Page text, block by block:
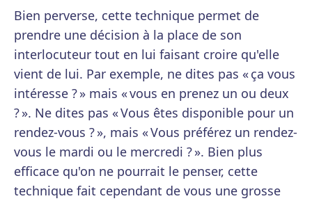
Bien perverse, cette technique permet de
prendre une décision à la place de son
interlocuteur tout en lui faisant croire qu'elle
vient de lui. Par exemple, ne dites pas « ça vous
intéresse ? » mais « vous en prenez un ou deux
? ». Ne dites pas « Vous êtes disponible pour un
rendez-vous ? », mais « Vous préférez un rendez-
vous le mardi ou le mercredi ? ». Bien plus
efficace qu'on ne pourrait le penser, cette
technique fait cependant de vous une grosse